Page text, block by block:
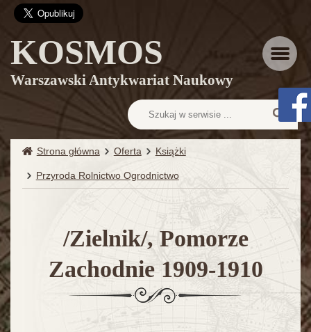
KOSMOS
Warszawski Antykwariat Naukowy
Strona główna Oferta Książki
Przyroda Rolnictwo Ogrodnictwo
/Zielnik/, Pomorze
Zachodnie 1909-1910